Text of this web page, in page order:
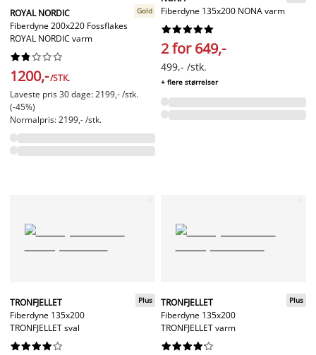
ROYAL NORDIC
Fiberdyne 200x220 Fossflakes
ROYAL NORDIC varm
Gold






1200,-/STK.
Laveste pris 30 dage: 2199,- /stk.
(-45%)
Normalpris: 2199,- /stk.
Fiberdyne 135x200 NONA varm






2 for 649,-
499,- /stk.
+ flere størrelser
TRONFJELLET
Fiberdyne 135x200
TRONFJELLET sval
Plus






TRONFJELLET
Fiberdyne 135x200
TRONFJELLET varm
Plus





